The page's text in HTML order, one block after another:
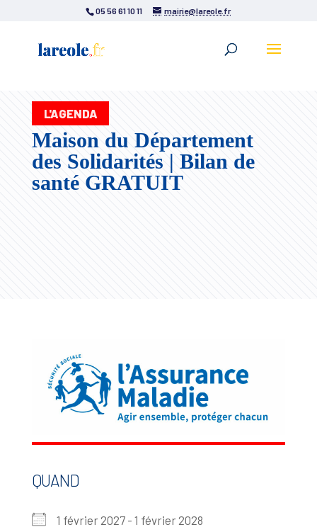
05 56 61 10 11 mairie@lareole.fr
L'AGENDA
Maison du Département
des Solidarités | Bilan de
santé GRATUIT
QUAND
1 février 2027 - 1 février 2028